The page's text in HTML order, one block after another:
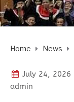
Home News
July 24, 2026
admin